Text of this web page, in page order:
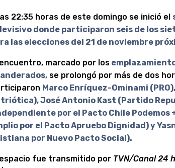
22:35 horas de este domingo se inició el
donde participaron seis de los
las elecciones del 21 de noviembre
marcado por los
se prolongó por más de dos
Marco Enríquez-Ominami
José Antonio Kast (Partido
por el Pacto Chile Podemos
por el Pacto Apruebo Dignidad) y
por Nuevo Pacto Social).
fue transmitido por TVN/Canal 24